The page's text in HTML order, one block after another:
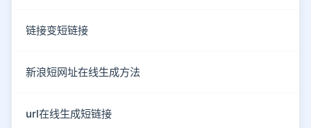
链接变短链接
新浪短网址在线生成方法
url在线生成短链接